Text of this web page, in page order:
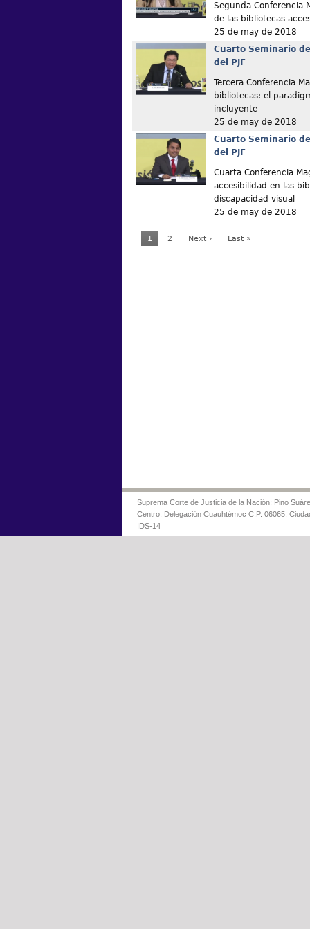
Segunda Conferencia
de las bibliotecas
25 de may de 2018
Cuarto Seminario
del PJF
Tercera Conferencia
bibliotecas: el
incluyente
25 de may de 2018
Cuarto Seminario
del PJF
Cuarta Conferencia
accesibilidad en las
discapacidad visual
25 de may de 2018
1 2 Next › Last »
Suprema Corte de Justicia de la Nación: Pino
Centro, Delegación Cuauhtémoc C.P. 06065,
IDS-14